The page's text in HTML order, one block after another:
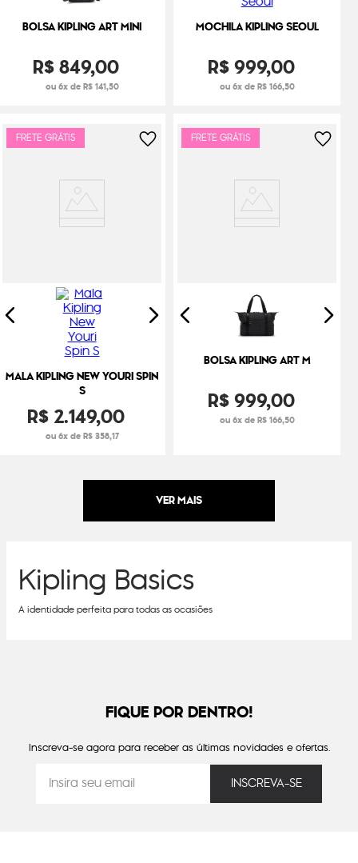
BOLSA KIPLING ART MINI
R$849,00
ou 6x de R$ 141,50
MOCHILA KIPLING SEOUL
R$999,00
ou 6x de R$ 166,50
FRETE GRÁTIS
MALA KIPLING NEW YOURI SPIN
S
R$2.149,00
ou 6x de R$ 358,17
FRETE GRÁTIS
BOLSA KIPLING ART M
R$999,00
ou 6x de R$ 166,50
Kipling Basics
A identidade perfeita para todas as ocasiões
FIQUE POR DENTRO!
Inscreva-se agora para receber as últimas novidades e ofertas.